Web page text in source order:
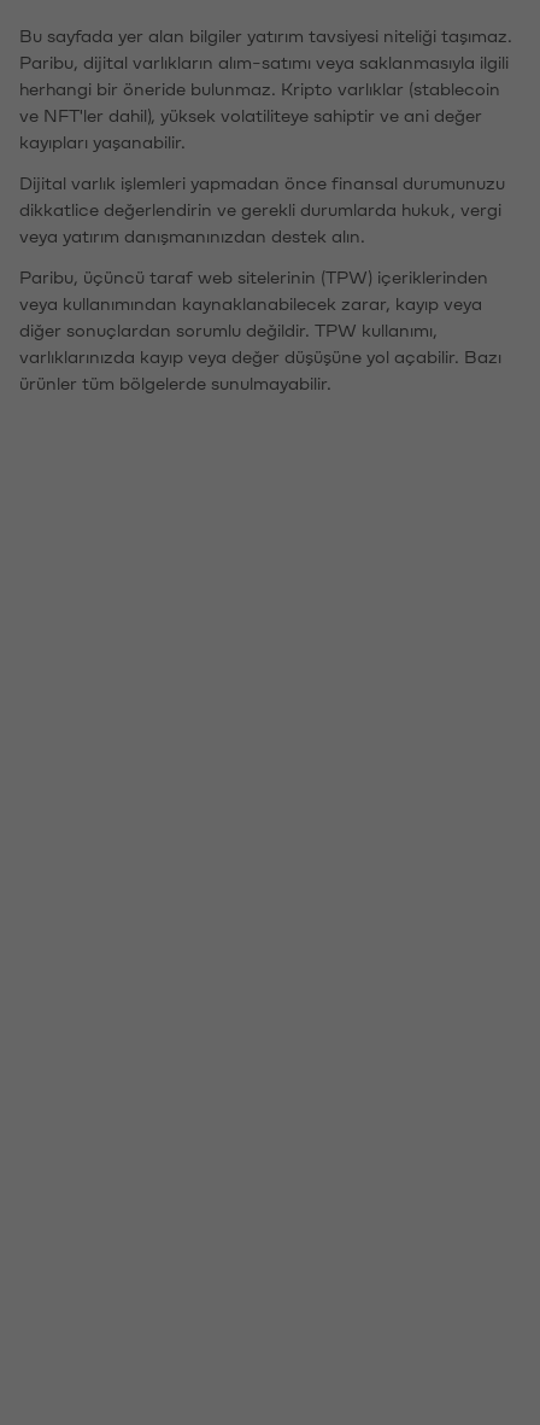
Bu sayfada yer alan bilgiler yatırım tavsiyesi niteliği taşımaz.
Paribu, dijital varlıkların alım-satımı veya saklanmasıyla ilgili
herhangi bir öneride bulunmaz. Kripto varlıklar (stablecoin
ve NFT'ler dahil), yüksek volatiliteye sahiptir ve ani değer
kayıpları yaşanabilir.
Dijital varlık işlemleri yapmadan önce finansal durumunuzu
dikkatlice değerlendirin ve gerekli durumlarda hukuk, vergi
veya yatırım danışmanınızdan destek alın.
Paribu, üçüncü taraf web sitelerinin (TPW) içeriklerinden
veya kullanımından kaynaklanabilecek zarar, kayıp veya
diğer sonuçlardan sorumlu değildir. TPW kullanımı,
varlıklarınızda kayıp veya değer düşüşüne yol açabilir. Bazı
ürünler tüm bölgelerde sunulmayabilir.